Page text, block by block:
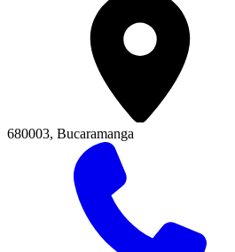
680003, Bucaramanga